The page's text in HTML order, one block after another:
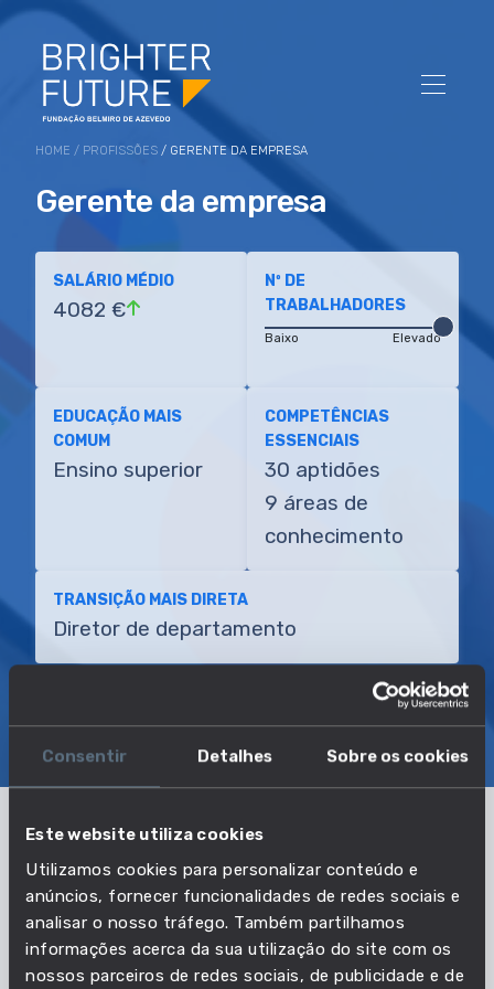
Consentir Detalhes Sobre os cookies
Este website utiliza cookies
Utilizamos cookies para personalizar conteúdo e
anúncios, fornecer funcionalidades de redes sociais e
analisar o nosso tráfego. Também partilhamos
informações acerca da sua utilização do site com os
nossos parceiros de redes sociais, de publicidade e de
HOME / PROFISSÕES / GERENTE DA EMPRESA
Gerente da empresa
SALÁRIO MÉDIO
4082 €
Nº DE
TRABALHADORES
Baixo Elevado
EDUCAÇÃO MAIS
COMUM
Ensino superior
COMPETÊNCIAS
ESSENCIAIS
30 aptidões
9 áreas de
conhecimento
TRANSIÇÃO MAIS DIRETA
Diretor de departamento
SOBREEMPREGO E SALÁRIO
EDUCAÇÃO E COMPETÊNCIAS
TRANSIÇÕES
Diretores gerais e gestores
executivos de empresas
VER PROFISSÃO